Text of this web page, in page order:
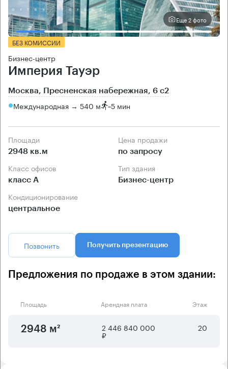
Еще 2 фото
БЕЗ КОМИССИИ
Бизнес-центр
Империя Тауэр
Москва, Пресненская набережная, 6 с2
Международная → 540 м ~5 мин
Площади
2948 кв.м
Цена продажи
по запросу
Класс офисов
класс А
Тип здания
Бизнес-центр
Кондиционирование
центральное
Позвонить Получить презентацию
Предложения по продаже в этом здании:
Площадь Арендная плата Этаж
2948 м² 2 446 840 000
₽
20